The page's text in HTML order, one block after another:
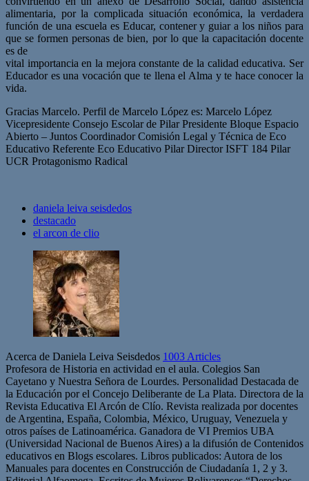
alimentaria, por la complicada situación económica, la verdadera
función de una escuela es Educar, contener y guiar a los niños para
que se formen personas de bien, por lo que la capacitación docente
es de
vital importancia en la mejora constante de la calidad educativa. Ser
Educador es una vocación que te llena el Alma y te hace conocer la
vida.
Gracias Marcelo. Perfil de Marcelo López es: Marcelo López
Vicepresidente Consejo Escolar de Pilar Presidente Bloque Espacio
Abierto – Juntos Coordinador Comisión Legal y Técnica de Eco
Educativo Referente Eco Educativo Pilar Director ISFT 184 Pilar
UCR Protagonismo Radical
daniela leiva seisdedos
destacado
el arcon de clio
Acerca de Daniela Leiva Seisdedos 1003 Articles
Profesora de Historia en actividad en el aula. Colegios San
Cayetano y Nuestra Señora de Lourdes. Personalidad Destacada de
la Educación por el Concejo Deliberante de La Plata. Directora de la
Revista Educativa El Arcón de Clío. Revista realizada por docentes
de Argentina, España, Colombia, México, Uruguay, Venezuela y
otros países de Latinoamérica. Ganadora de VI Premios UBA
(Universidad Nacional de Buenos Aires) a la difusión de Contenidos
educativos en Blogs escolares. Libros publicados: Autora de los
Manuales para docentes en Construcción de Ciudadanía 1, 2 y 3.